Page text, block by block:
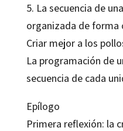
5. La secuencia de
organizada de forma
Criar mejor a los
La programación de
secuencia de cada
Epílogo
Primera reflexión: la